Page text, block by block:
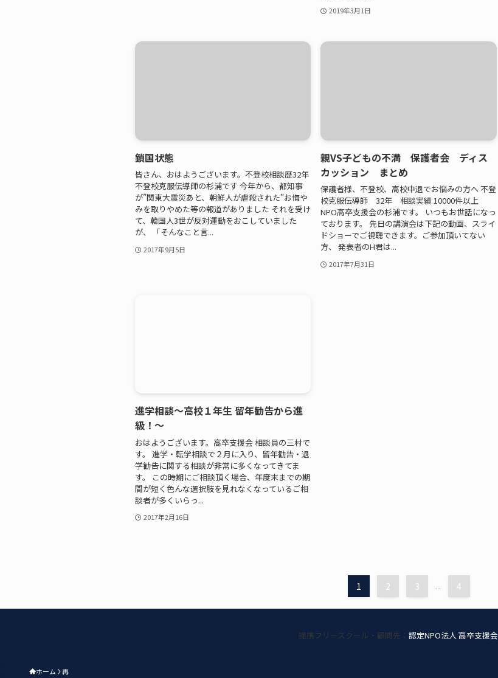
2019年3月1日
鎖国状態
皆さん、おはようございます。不登校相談歴32年
不登校克服伝導師の杉浦です 今年から、都知事
が”関東大震災あと、朝鮮人が虐殺された”お悔や
みを取りやめた等の報道がありました それを受け
て、韓国人3世が反対運動をおこしていました
が、 「そんなこと言...
2017年9月5日
親VS子どもの不満 保護者会 ディス
カッション まとめ
保護者様、不登校、高校中退でお悩みの方へ 不登
校克服伝導師 32年 相談実績 10000件以上
NPO高卒支援会の杉浦です。 いつもお世話になっ
ております。 先日の講演会は下記の動画、スライ
ドショーでご視聴できます。ご参加頂いてない
方、 発表者のH君は...
2017年7月31日
進学相談～高校１年生 留年勧告から進
級！～
おはようございます。高卒支援会 相談員の三村で
す。 進学・転学相談で２月に入り、留年勧告・退
学勧告に関する相談が非常に多くなってきてま
す。 この時期にご相談頂く場合、年度末までの期
間が短く色んな選択肢を見れなくなっているご相
談者が多くいらっ...
2017年2月16日
1 2 3 ... 4
提携フリースクール・顧問先： 認定NPO法人 高卒支援会
ホーム 再